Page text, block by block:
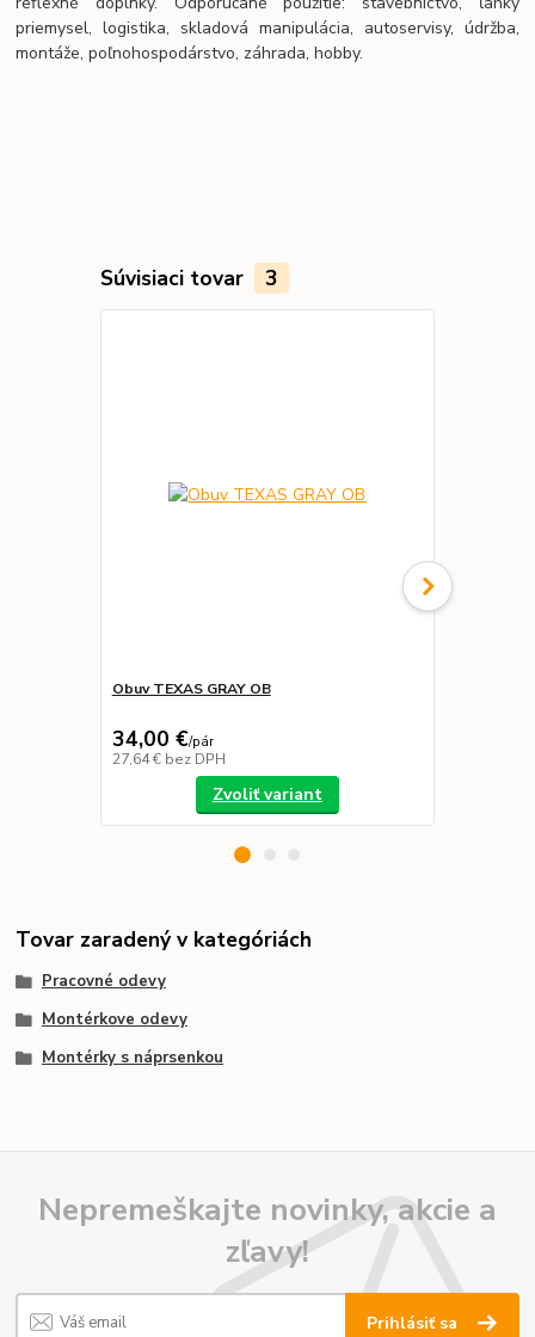
priemysel, logistika, skladová manipulácia, autoservisy, údržba,
montáže, poľnohospodárstvo, záhrada, hobby.
Súvisiaci tovar 3
Obuv TEXAS GRAY OB
34,00 €/pár
27,64 € bez DPH
Zvoliť variant
Tovar zaradený v kategóriách
Pracovné odevy
Montérkove odevy
Montérky s náprsenkou
Nepremeškajte novinky, akcie a
zľavy!
Prihlásiť sa